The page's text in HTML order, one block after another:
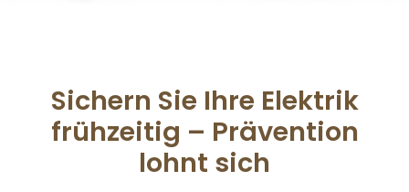
Sichern Sie Ihre Elektrik
frühzeitig – Prävention
lohnt sich